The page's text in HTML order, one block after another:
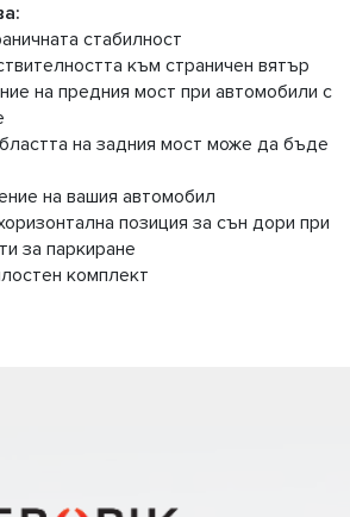
стабилност
към страничен вятър
на предния мост при автомобили с
на задния мост може да бъде
на вашия автомобил
позиция за сън дори при
за паркиране
комплект